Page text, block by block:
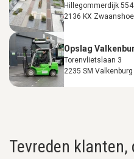
Hillegommerdijk 554
2136 KX
Opslag
Torenvlietslaan 3
2235 SM Valkenburg
Tevreden